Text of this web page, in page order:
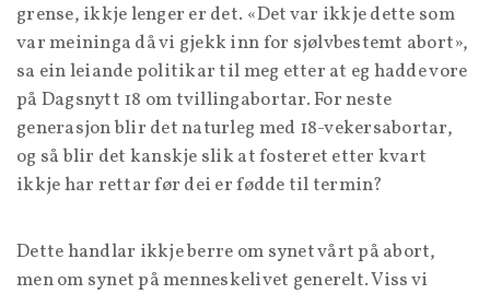
grense, ikkje lenger er det. «Det var ikkje dette som
var meininga då vi gjekk inn for sjølvbestemt abort»,
sa ein leiande politikar til meg etter at eg hadde vore
på Dagsnytt 18 om tvillingabortar. For neste
generasjon blir det naturleg med 18-vekersabortar,
og så blir det kanskje slik at fosteret etter kvart
ikkje har rettar før dei er fødde til termin?
Dette handlar ikkje berre om synet vårt på abort,
men om synet på menneskelivet generelt. Viss vi